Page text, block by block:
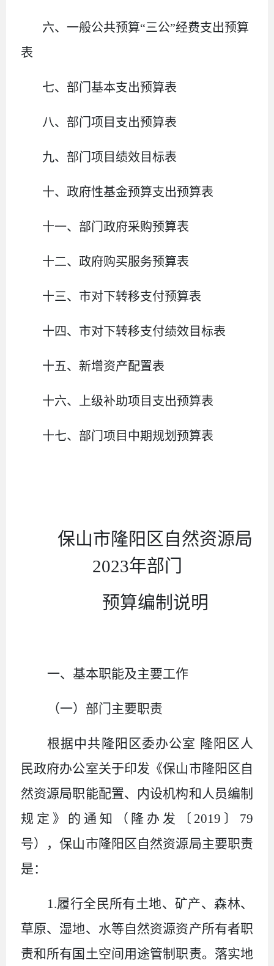
六、一般公共预算“三公”经费支出预算
表
七、部门基本支出预算表
八、部门项目支出预算表
九、部门项目绩效目标表
十、政府性基金预算支出预算表
十一、部门政府采购预算表
十二、政府购买服务预算表
十三、 市对下转移支付预算表
十四、 市对下转移支付绩效目标表
十五、新增资产配置表
十六、上级补助项目支出预算表
十七、部门项目中期规划预算表
保山市隆阳区自然资源局
2023年部门
预算编制说明
一、基本职能及主要工作
（一）部门主要职责
根据中共隆阳区委办公室 隆阳区人
民政府办公室关于印发《保山市隆阳区自
然资源局职能配置、内设机构和人员编制
规定》的通知（隆办发〔 2019 〕 79
号），保山市隆阳区自然资源局主要职责
是：
1.履行全民所有土地、矿产、森林、
草原、湿地、水等自然资源资产所有者职
责和所有国土空间用途管制职责。落实地